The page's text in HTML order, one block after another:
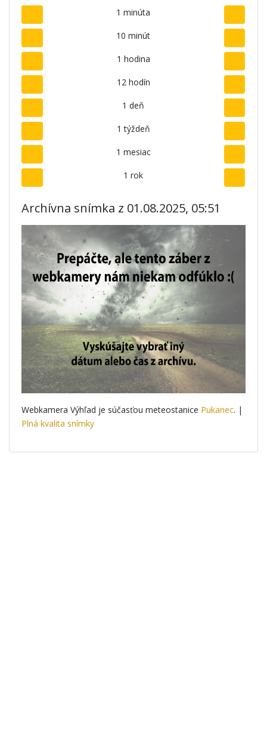
1 minúta
10 minút
1 hodina
12 hodín
1 deň
1 týždeň
1 mesiac
1 rok
Archívna snímka z 01.08.2025, 05:51
Webkamera Výhľad je súčasťou meteostanice Pukanec. |
Plná kvalita snímky